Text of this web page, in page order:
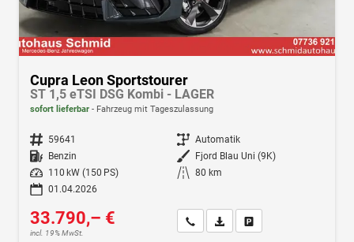
Cupra Leon Sportstourer
ST 1,5 eTSI DSG Kombi - LAGER
sofort lieferbar Fahrzeug mit Tageszulassung
Fahrzeugnr. 59641 Getriebe Automatik
Kraftstoff Benzin Außenfarbe Fjord Blau Uni (9K)
Leistung
110 kW (150 PS) Kilometerstand 80 km
01.04.2026
33.790,– €
incl. 19% MwSt.
Wir rufen Sie anFahrzeugexposé (PDF)